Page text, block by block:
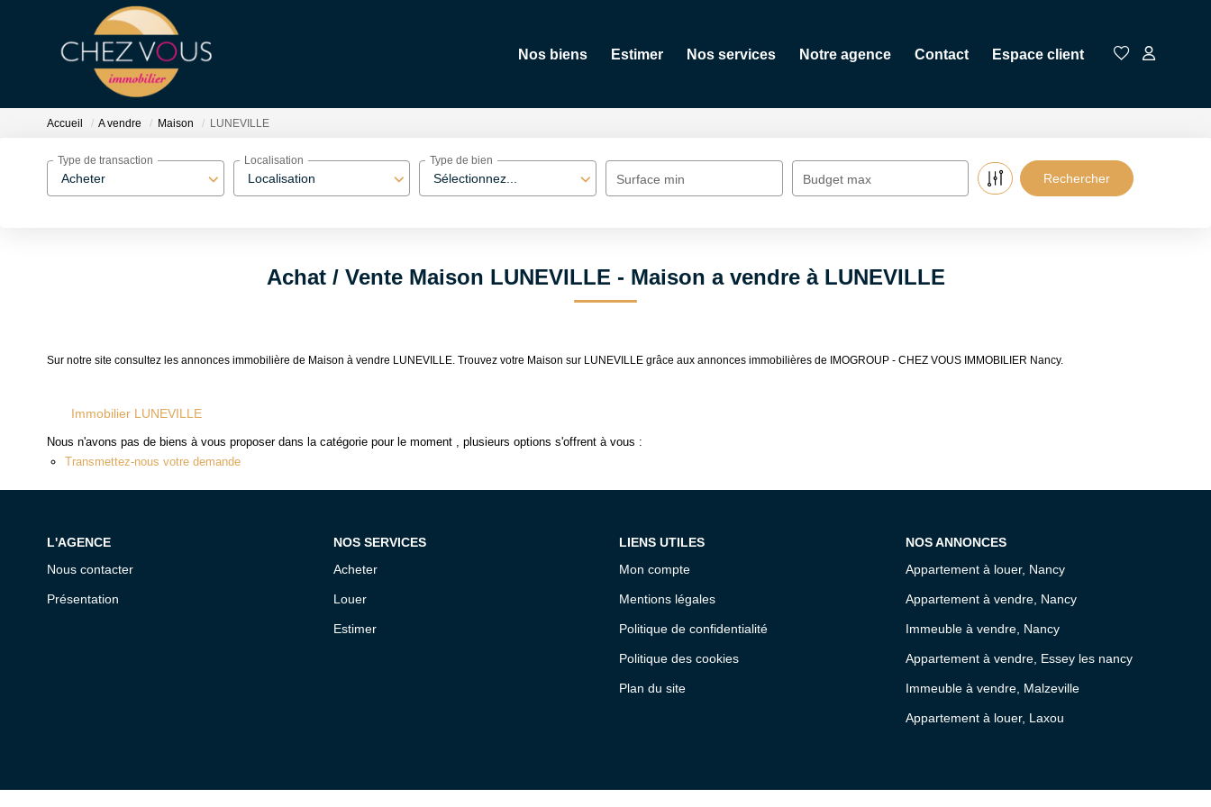
Nos biens Estimer Nos services Notre agence Contact Espace client
Accueil A vendre Maison LUNEVILLE
Acheter
Type de transaction
Localisation
Localisation
Sélectionnez...
Type de bien
Surface min Budget max
Achat / Vente Maison LUNEVILLE - Maison a vendre à LUNEVILLE
Sur notre site consultez les annonces immobilière de Maison à vendre LUNEVILLE. Trouvez votre Maison sur LUNEVILLE grâce aux annonces immobilières de IMOGROUP - CHEZ VOUS IMMOBILIER Nancy.
Immobilier LUNEVILLE
Nous n'avons pas de biens à vous proposer dans la catégorie pour le moment , plusieurs options s'offrent à vous :
Transmettez-nous votre demande
L'AGENCE
Nous contacter
Présentation
NOS SERVICES
Acheter
Louer
Estimer
LIENS UTILES
Mon compte
Mentions légales
Politique de confidentialité
Politique des cookies
Plan du site
NOS ANNONCES
Appartement à louer, Nancy
Appartement à vendre, Nancy
Immeuble à vendre, Nancy
Appartement à vendre, Essey les nancy
Immeuble à vendre, Malzeville
Appartement à louer, Laxou